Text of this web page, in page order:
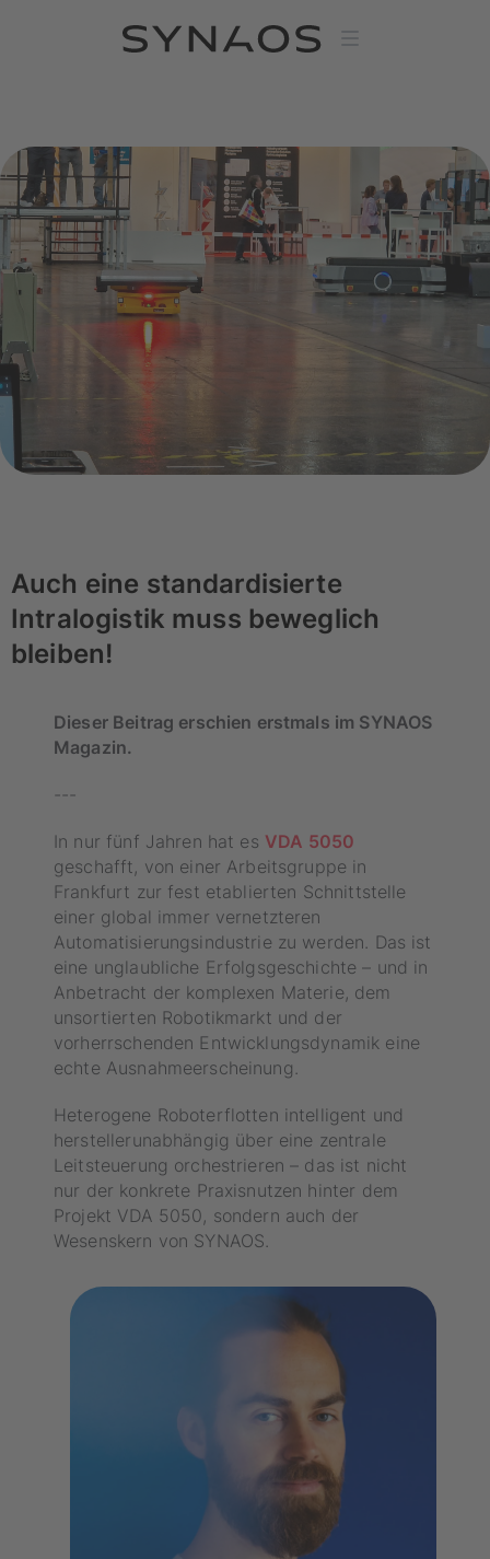
Auch eine standardisierte
Intralogistik muss beweglich
bleiben!
Dieser Beitrag erschien erstmals im SYNAOS
Magazin.
---
In nur fünf Jahren hat es VDA 5050
geschafft, von einer Arbeitsgruppe in
Frankfurt zur fest etablierten Schnittstelle
einer global immer vernetzteren
Automatisierungsindustrie zu werden. Das ist
eine unglaubliche Erfolgsgeschichte – und in
Anbetracht der komplexen Materie, dem
unsortierten Robotikmarkt und der
vorherrschenden Entwicklungsdynamik eine
echte Ausnahmeerscheinung.
Heterogene Roboterflotten intelligent und
herstellerunabhängig über eine zentrale
Leitsteuerung orchestrieren – das ist nicht
nur der konkrete Praxisnutzen hinter dem
Projekt VDA 5050, sondern auch der
Wesenskern von SYNAOS.